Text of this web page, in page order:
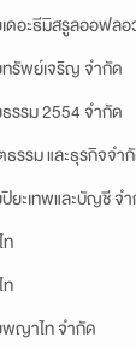
ดอะธีมิสรูลออฟล
รัพย์เจริญ จำกัด
รรม 2554 จำกัด
รรม และธุรกิจจำ
ยะเทพและบัญชี จ
ญาไท จำกัด